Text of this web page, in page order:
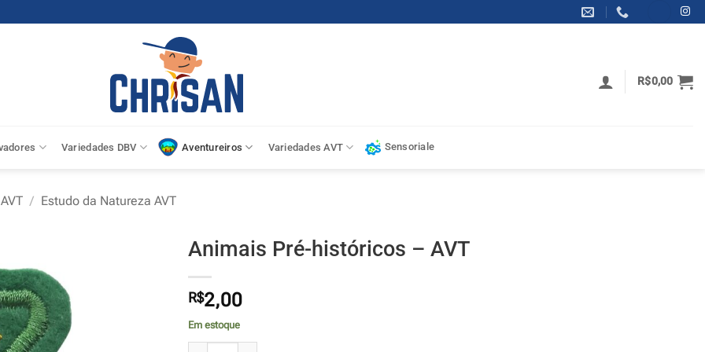
R$0,00
Variedades DBV Aventureiros Variedades AVT Sensoriale
/ Estudo da Natureza AVT
Animais Pré-históricos – AVT
R$2,00
Em estoque